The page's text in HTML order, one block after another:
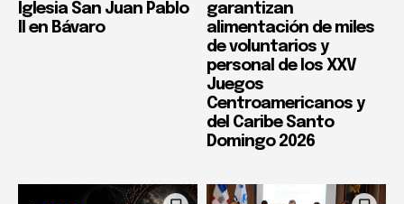
Iglesia San Juan Pablo
II en Bávaro
garantizan
alimentación de miles
de voluntarios y
personal de los XXV
Juegos
Centroamericanos y
del Caribe Santo
Domingo 2026